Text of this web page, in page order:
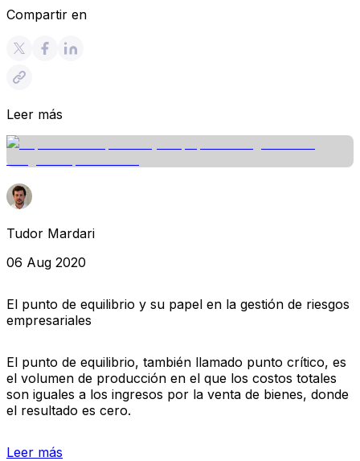
Compartir en
Leer más
Tudor Mardari
06 Aug 2020
El punto de equilibrio y su papel en la gestión de riesgos
empresariales
El punto de equilibrio, también llamado punto crítico, es
el volumen de producción en el que los costos totales
son iguales a los ingresos por la venta de bienes, donde
el resultado es cero.
Leer más